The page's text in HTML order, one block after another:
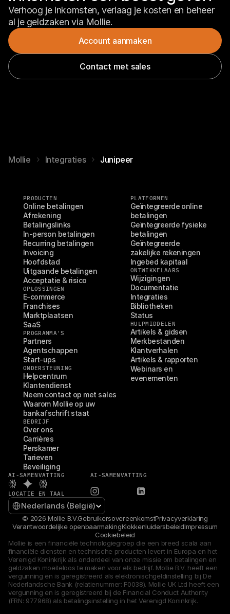
Verhoog je inkomsten, verlaag je kosten en beheer
al je geldzaken via Mollie.
Account aanmaken
Contact met sales
Mollie Integraties Junipeer
PRODUCTEN
Online betalingen
Afrekening
Betalingslinks
In-person betalingen
Recurring betalingen
Invoicing
Hoofdstad
Uitgaande betalingen
Acceptatie & risico
OPLOSSINGEN
E-commerce
Franchises
Marktplaatsen
SaaS
PROGRAMMA'S
Partners
Agentschappen
Start-ups
ONDERSTEUNING
Helpcentrum
Klantendienst
Neem contact op met sales
Waarom Mollie op uw
bankafschrift staat
BEDRIJF
Over ons
Carrières
Perskamer
Tarieven
Beveiliging
PLATFORMEN
Geïntegreerde online
betalingen
Geïntegreerde fysieke
betalingen
Geïntegreerde
zakelijke rekeningen
Ingebed kapitaal
ONTWIKKELAARS
Wijzigingen
Documentatie
Integraties
Bibliotheken
Status
HULPMIDDELEN
Artikels & gidsen
Merkbestanden
Klantverhalen
Artikels & rapporten
Webinars en
evenementen
AI-SAMENVATTING AI-SAMENVATTING
LOCATIE EN TAAL
Select Language
Nederlands (België)
© 2026 Mollie B.V.GebruikersovereenkomstPrivacyverklaring
Verantwoordelijke openbaarmakingKlokkenluidersbeleidImpressum
Cookiebeleid
Mollie is een financiële technologiegroep die een breed scala aan
financiële diensten en technische producten levert in Europa en het
Verenigd Koninkrijk als onderdeel van onze missie om betalingen en
geldzaken moeiteloos te maken voor elk bedrijf. Mollie B.V. heeft een
vergunning en is geregistreerd als elektronischgeldinstelling bij De
Nederlandsche Bank (relatienummer: F0038). Mollie UK Ltd heeft een
vergunning en is geregistreerd bij de Financial Conduct Authority
(FRN: 977968) als betalingsinstelling in het Verenigd Koninkrijk.